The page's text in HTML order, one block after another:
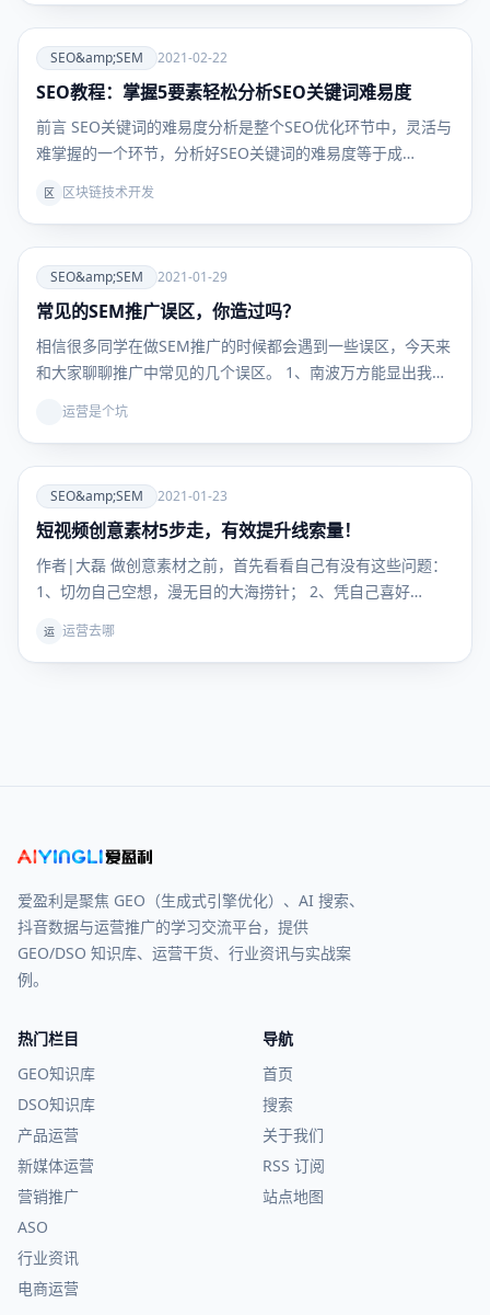
爱
SEO&amp;SEM
SEO&amp;SEM 2021-02-22
SEO教程：掌握5要素轻松分析SEO关键词难易度
前言 SEO关键词的难易度分析是整个SEO优化环节中，灵活与
难掌握的一个环节，分析好SEO关键词的难易度等于成…
区 区块链技术开发
爱
SEO&amp;SEM
SEO&amp;SEM 2021-01-29
常见的SEM推广误区，你造过吗？
相信很多同学在做SEM推广的时候都会遇到一些误区，今天来
和大家聊聊推广中常见的几个误区。 1、南波万方能显出我…
运营是个坑
爱
SEO&amp;SEM
SEO&amp;SEM 2021-01-23
短视频创意素材5步走，有效提升线索量！
作者|大磊 做创意素材之前，首先看看自己有没有这些问题：
1、切勿自己空想，漫无目的大海捞针； 2、凭自己喜好…
运 运营去哪
爱盈利是聚焦 GEO（生成式引擎优化）、AI 搜索、
抖音数据与运营推广的学习交流平台，提供
GEO/DSO 知识库、运营干货、行业资讯与实战案
例。
热门栏目
GEO知识库
DSO知识库
产品运营
新媒体运营
营销推广
ASO
行业资讯
电商运营
导航
首页
搜索
关于我们
RSS 订阅
站点地图